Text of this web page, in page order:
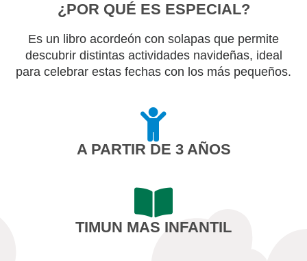
¿POR QUÉ ES ESPECIAL?
Es un libro acordeón con solapas que permite
descubrir distintas actividades navideñas, ideal
para celebrar estas fechas con los más pequeños.
A PARTIR DE 3 AÑOS
TIMUN MAS INFANTIL